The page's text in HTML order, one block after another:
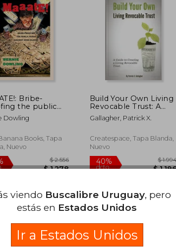
50%
dcto.
40%
dcto.
Bribe-
the public
against good
Dowling
Books, Tapa
Nuevo
Build Your Own Living
Revocable Trust: A
Guide to Creating a
Living Revocable Trust
Gallagher, Patrick X.
Createspace, Tapa Blanda,
Nuevo
viendo Buscalibre Uruguay, pero
estás en Estados Unidos
Ir a Estados Unidos